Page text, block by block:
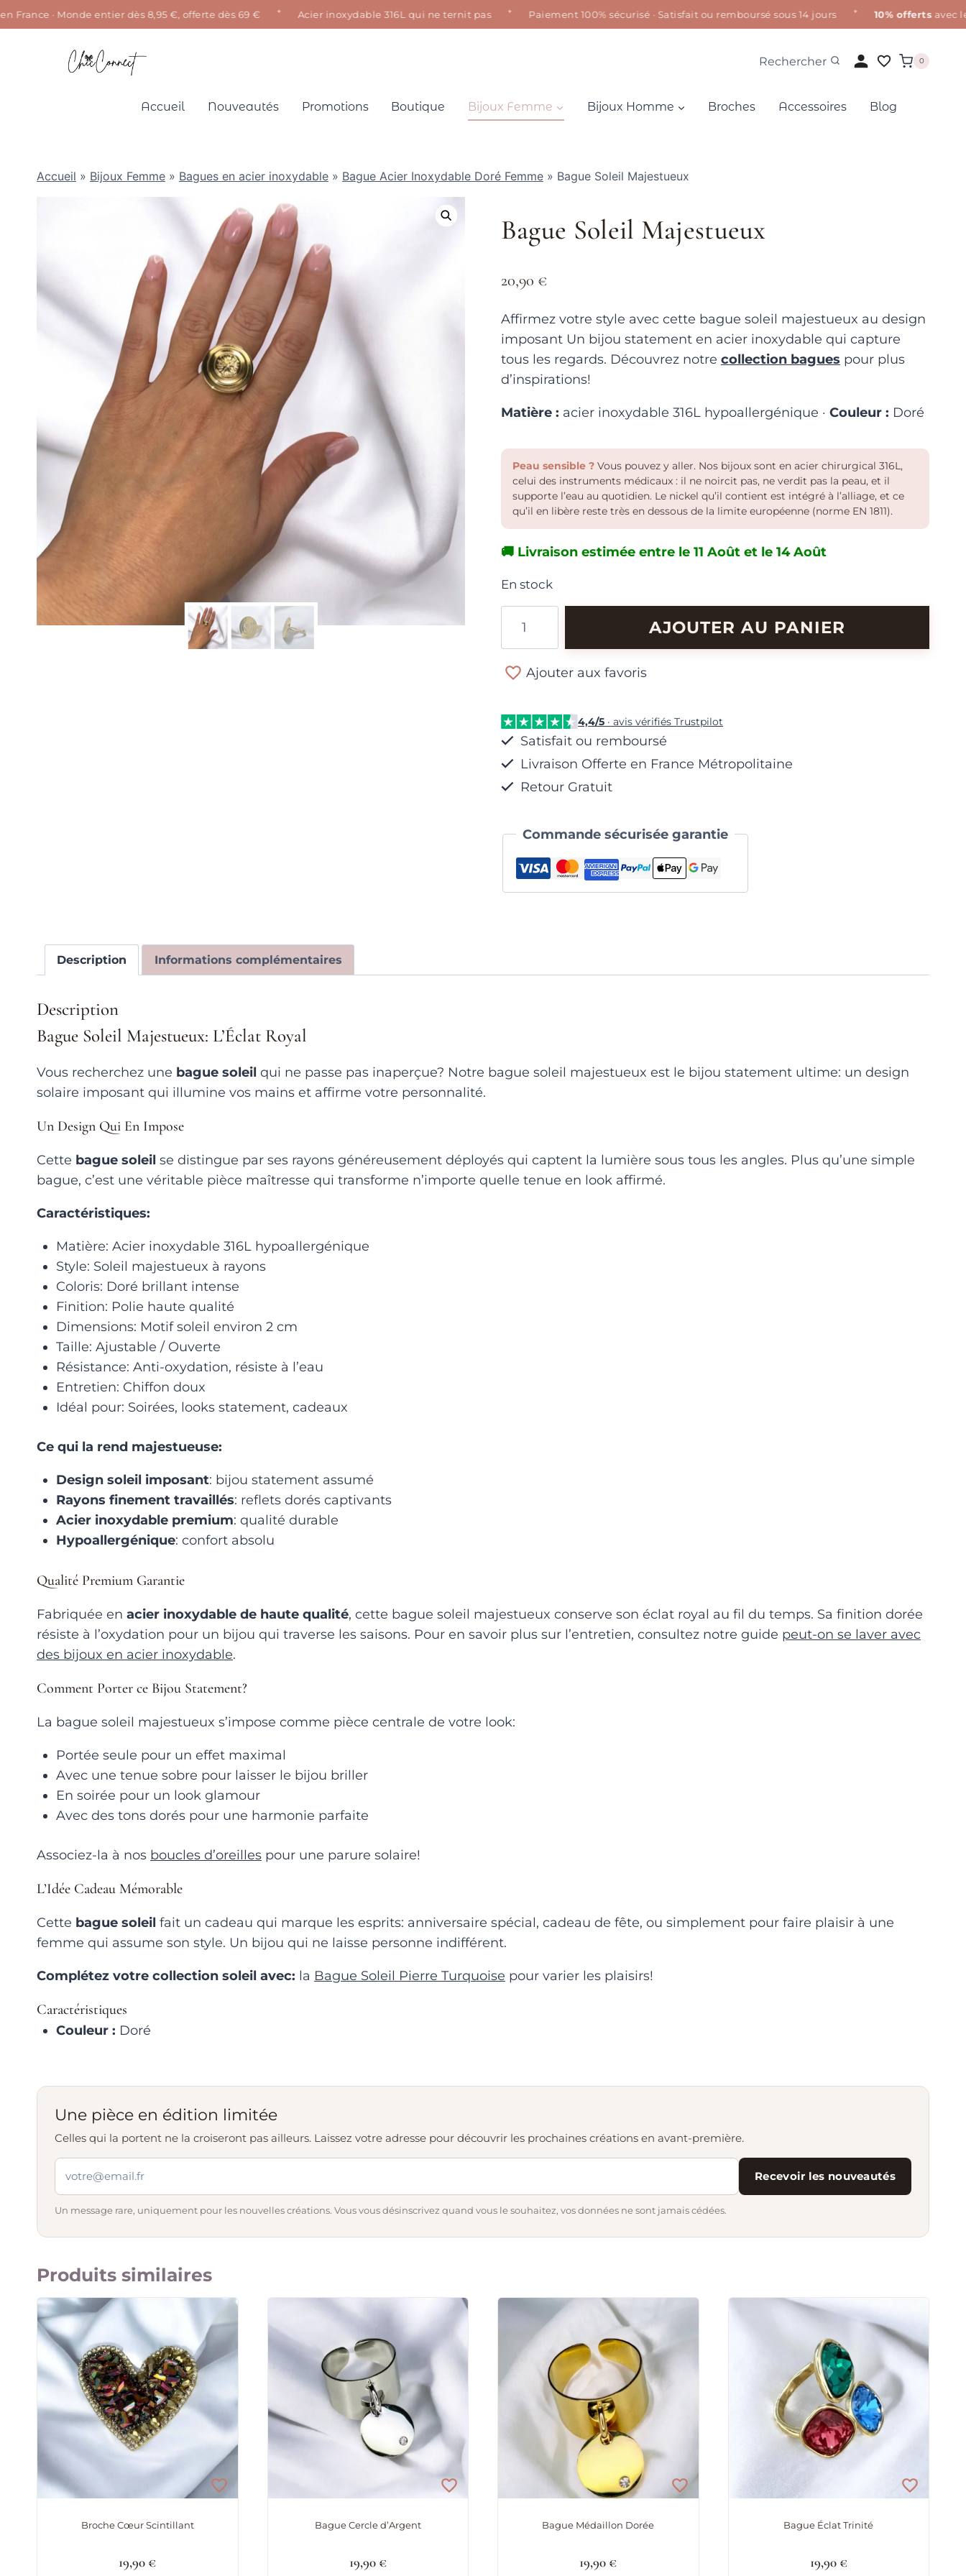
· Monde entier dès 8,95 €, offerte dès 69 € ✦ Acier inoxydable 316L qui ne ternit pas Paiement 100% sécurisé · Satisfait ou remboursé sous 14 jours 10% offertsavec le
Rechercher 0
Accueil Nouveautés Promotions Boutique Bijoux Femme Bijoux Homme Broches Accessoires Blog
Accueil » Bijoux Femme » Bagues en acier inoxydable » Bague Acier Inoxydable Doré Femme » Bague Soleil Majestueux
Bague Soleil Majestueux
20,90 €
Affirmez votre style avec cette bague soleil majestueux au design
imposant Un bijou statement en acier inoxydable qui capture
tous les regards. Découvrez notre collection bagues pour plus
d’inspirations!
Matière : acier inoxydable 316L hypoallergénique · Couleur : Doré
Peau sensible ?Vous pouvez y aller. Nos bijoux sont en acier chirurgical 316L,
celui des instruments médicaux : il ne noircit pas, ne verdit pas la peau, et il
supporte l’eau au quotidien. Le nickel qu’il contient est intégré à l’alliage, et ce
qu’il en libère reste très en dessous de la limite européenne (norme EN 1811).
🚚 Livraison estimée entre le 11 Août et le 14 Août
En stock
Soleil
AJOUTER AU PANIER
Ajouter aux favoris
4,4/5· avis vérifiés Trustpilot
Satisfait ou remboursé
Livraison Offerte en France Métropolitaine
Retour Gratuit
Commande sécurisée garantie
Description Informations complémentaires
Description
Bague Soleil Majestueux: L’Éclat Royal
Vous recherchez une bague soleil qui ne passe pas inaperçue? Notre bague soleil majestueux est le bijou statement ultime: un design
solaire imposant qui illumine vos mains et affirme votre personnalité.
Un Design Qui En Impose
Cette bague soleil se distingue par ses rayons généreusement déployés qui captent la lumière sous tous les angles. Plus qu’une simple
bague, c’est une véritable pièce maîtresse qui transforme n’importe quelle tenue en look affirmé.
Caractéristiques:
Matière: Acier inoxydable 316L hypoallergénique
Style: Soleil majestueux à rayons
Coloris: Doré brillant intense
Finition: Polie haute qualité
Dimensions: Motif soleil environ 2 cm
Taille: Ajustable / Ouverte
Résistance: Anti-oxydation, résiste à l’eau
Entretien: Chiffon doux
Idéal pour: Soirées, looks statement, cadeaux
Ce qui la rend majestueuse:
Design soleil imposant: bijou statement assumé
Rayons finement travaillés: reflets dorés captivants
Acier inoxydable premium: qualité durable
Hypoallergénique: confort absolu
Qualité Premium Garantie
Fabriquée en acier inoxydable de haute qualité, cette bague soleil majestueux conserve son éclat royal au fil du temps. Sa finition dorée
résiste à l’oxydation pour un bijou qui traverse les saisons. Pour en savoir plus sur l’entretien, consultez notre guide peut-on se laver avec
des bijoux en acier inoxydable.
Comment Porter ce Bijou Statement?
La bague soleil majestueux s’impose comme pièce centrale de votre look:
Portée seule pour un effet maximal
Avec une tenue sobre pour laisser le bijou briller
En soirée pour un look glamour
Avec des tons dorés pour une harmonie parfaite
Associez-la à nos boucles d’oreilles pour une parure solaire!
L’Idée Cadeau Mémorable
Cette bague soleil fait un cadeau qui marque les esprits: anniversaire spécial, cadeau de fête, ou simplement pour faire plaisir à une
femme qui assume son style. Un bijou qui ne laisse personne indifférent.
Complétez votre collection soleil avec: la Bague Soleil Pierre Turquoise pour varier les plaisirs!
Caractéristiques
Couleur : Doré
Une pièce en édition limitée
Celles qui la portent ne la croiseront pas ailleurs. Laissez votre adresse pour découvrir les prochaines créations en avant-première.
Recevoir les nouveautés
Un message rare, uniquement pour les nouvelles créations. Vous vous désinscrivez quand vous le souhaitez, vos données ne sont jamais cédées.
Produits similaires
Broche Cœur Scintillant
19,90€
Bague Cercle d’Argent
19,90€
Bague Médaillon Dorée
19,90€
Bague Éclat Trinité
19,90€